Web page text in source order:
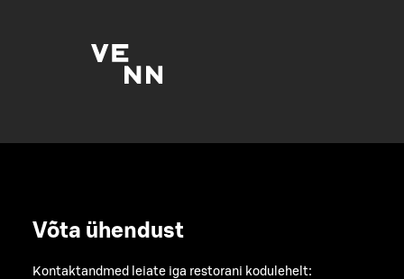
Võta ühendust
Kontaktandmed leiate iga restorani kodulehelt: